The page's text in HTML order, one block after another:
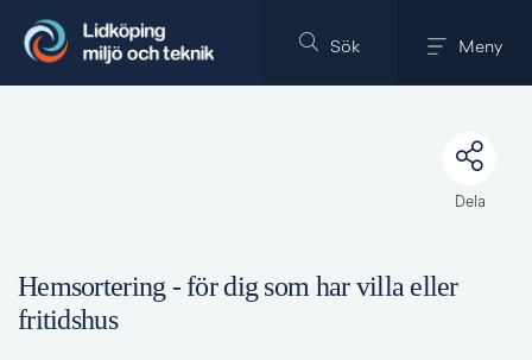
Sök Meny
Dela
Hemsortering - för dig som har villa eller
fritidshus